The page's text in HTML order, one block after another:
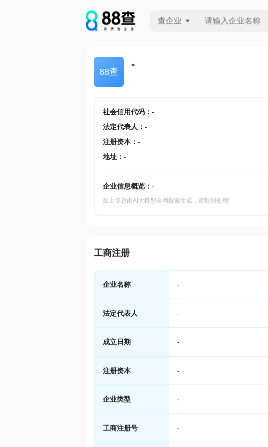
查企业
88查
-
社会信用代码： -
法定代表人 ： -
注册资本： -
地址： -
企业信息概览： -
如上信息由AI大模型全网搜索生成，请甄别使用!
工商注册
企业名称 -
法定代表人 -
成立日期 -
注册资本 -
企业类型 -
工商注册号 -